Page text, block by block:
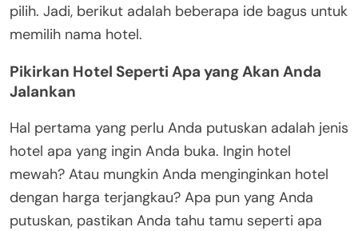
pilih. Jadi, berikut adalah beberapa ide bagus untuk
memilih nama hotel.
Pikirkan Hotel Seperti Apa yang Akan Anda
Jalankan
Hal pertama yang perlu Anda putuskan adalah jenis
hotel apa yang ingin Anda buka. Ingin hotel
mewah? Atau mungkin Anda menginginkan hotel
dengan harga terjangkau? Apa pun yang Anda
putuskan, pastikan Anda tahu tamu seperti apa